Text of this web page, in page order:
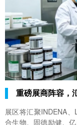
重磅展商阵容，
展区将汇聚INDENA
合生物、固德励健、